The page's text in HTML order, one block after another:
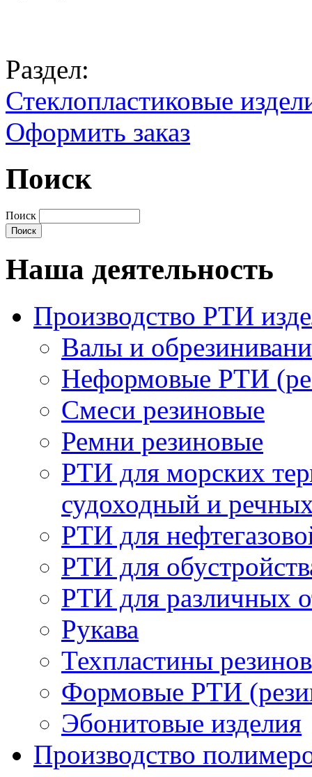
Раздел:
Стеклопластиковые
Оформить заказ
Поиск
Поиск
Наша деятельность
Производство РТИ
Валы и
Неформовые РТИ
Смеси резиновые
Ремни резиновые
РТИ для морских
судоходный и
РТИ для
РТИ для
РТИ для различных
Рукава
Техпластины
Формовые РТИ
Эбонитовые изделия
Производство